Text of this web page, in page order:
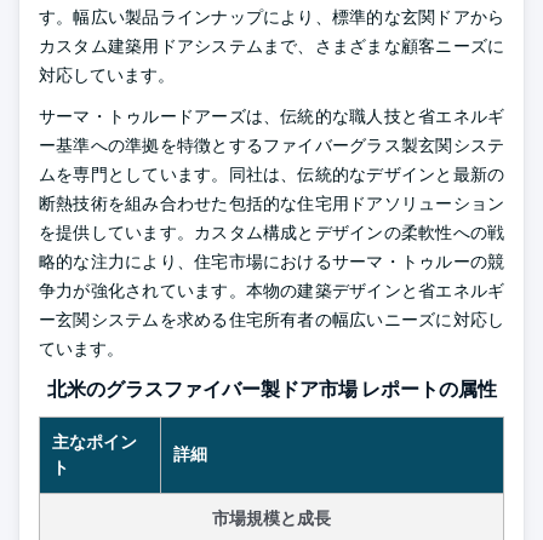
す。幅広い製品ラインナップにより、標準的な玄関ドアから
カスタム建築用ドアシステムまで、さまざまな顧客ニーズに
対応しています。
サーマ・トゥルードアーズは、伝統的な職人技と省エネルギ
ー基準への準拠を特徴とするファイバーグラス製玄関システ
ムを専門としています。同社は、伝統的なデザインと最新の
断熱技術を組み合わせた包括的な住宅用ドアソリューション
を提供しています。カスタム構成とデザインの柔軟性への戦
略的な注力により、住宅市場におけるサーマ・トゥルーの競
争力が強化されています。本物の建築デザインと省エネルギ
ー玄関システムを求める住宅所有者の幅広いニーズに対応し
ています。
北米のグラスファイバー製ドア市場 レポートの属性
主なポイン
ト
詳細
市場規模と成長